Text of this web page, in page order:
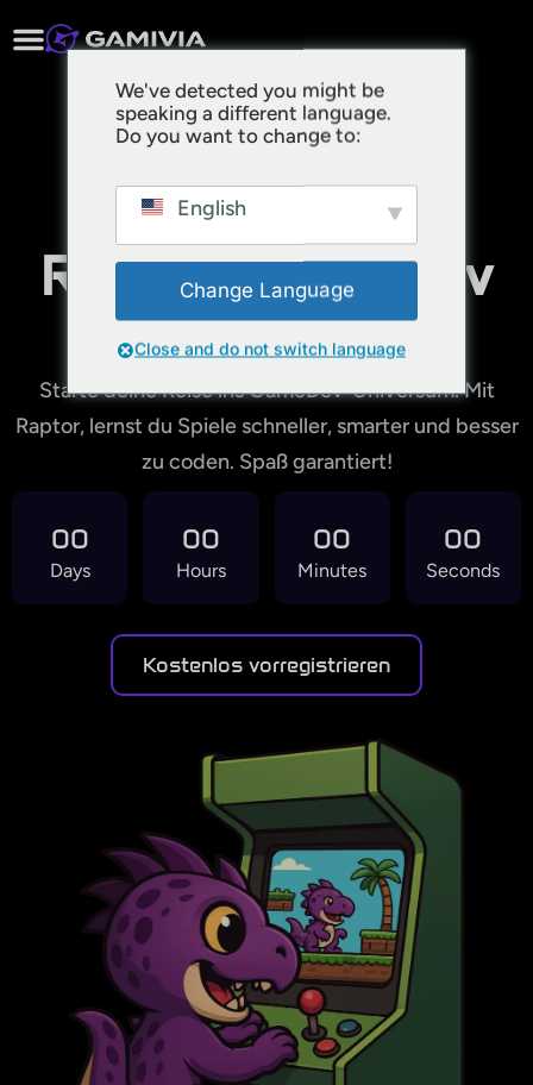
Bereit für die
Raptor GameDev
Academy?
Starte deine Reise ins GameDev-Universum. Mit
Raptor, lernst du Spiele schneller, smarter und besser
zu coden. Spaß garantiert!
00
Days
00
Hours
00
Minutes
00
Seconds
Kostenlos vorregistrieren
We've detected you might be
speaking a different language.
Do you want to change to:
English
Change Language
Close and do not switch language